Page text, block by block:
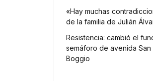
«Hay muchas
de la familia de Julián
Resistencia: cambió el
semáforo de avenida San
Boggio